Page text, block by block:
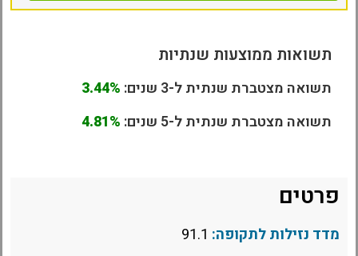
תשואות ממוצעות שנתיות
תשואה מצטברת שנתית ל-3 שנים:
3.44%
תשואה מצטברת שנתית ל-5 שנים:
4.81%
פרטים
מדד נזילות לתקופה: